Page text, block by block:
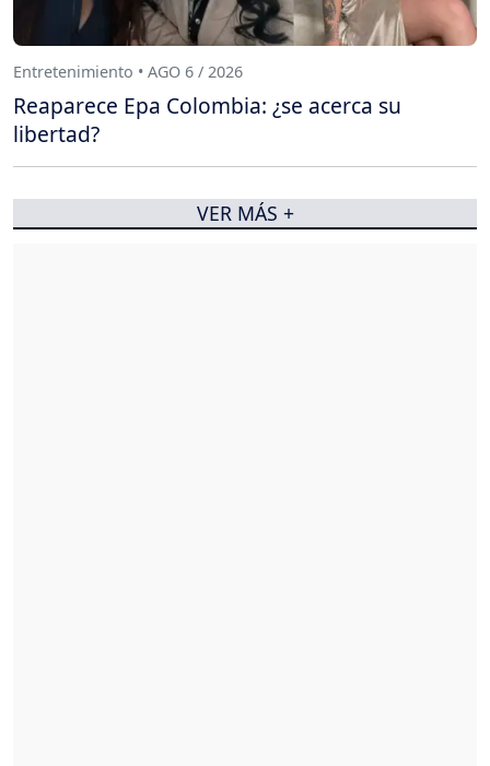
Entretenimiento • AGO 6 / 2026
Reaparece Epa Colombia: ¿se acerca su
libertad?
VER MÁS +